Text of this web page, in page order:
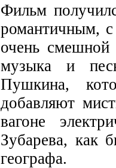
Фильм
романтичным,
очень смешной
музыка и
Пушкина,
добавляют
вагоне
Зубарева, как
географа.